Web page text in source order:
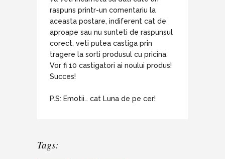
raspuns printr-un comentariu la
aceasta postare, indiferent cat de
aproape sau nu sunteti de raspunsul
corect, veti putea castiga prin
tragere la sorti produsul cu pricina.
Vor fi 10 castigatori ai noului produs!
Succes!
P.S: Emotii… cat Luna de pe cer!
Tags: